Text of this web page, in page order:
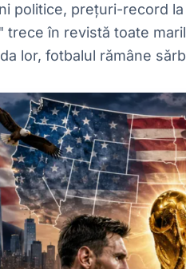
politice, prețuri-record
trece în revistă toate
lor, fotbalul rămâne